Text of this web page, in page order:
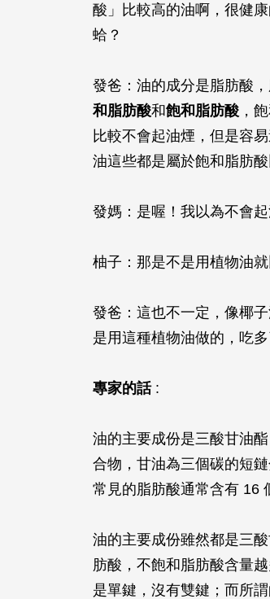
酸」比較高的油啊，很健
蛤？
發爸：油的成分是脂肪酸
和脂肪酸和飽和脂肪酸 ，
比較不會起油煙，但是容
油這些都是屬於飽和脂肪酸
發媽：是喔！我以為不會
柚子：那是不是用植物油就
發爸：這也不一定，像椰
是用這種植物油做的，吃
專家的話:
油的主要成份是三酸甘油
合物，甘油為三個碳的短
常見的脂肪酸通常含有 16
油的主要成份雖然都是三
肪酸，不飽和脂肪酸含量
是單鍵，沒有雙鍵；而所